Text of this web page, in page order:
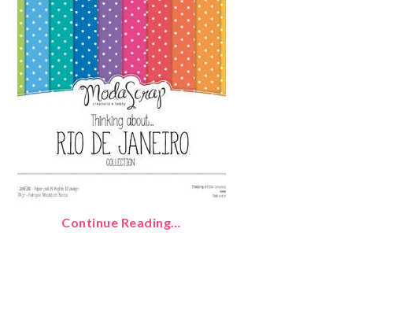
Continue Reading…